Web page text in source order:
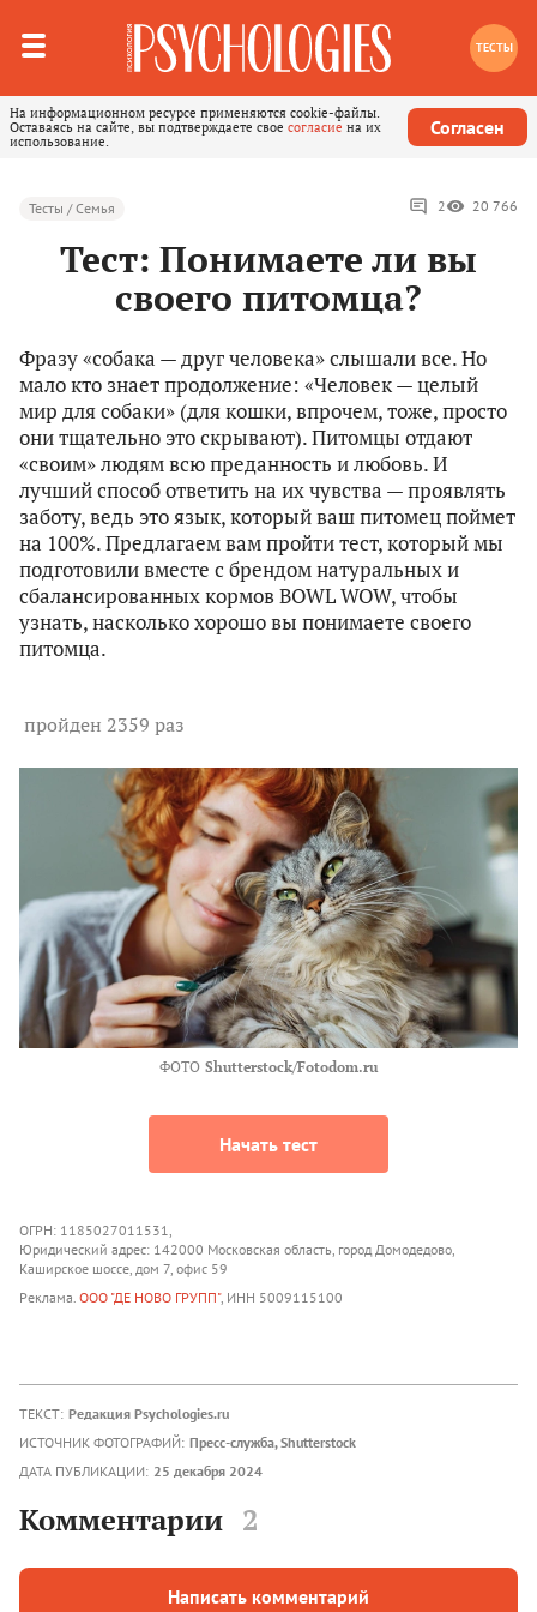
ТЕСТЫ
На информационном ресурсе применяются cookie-файлы.
Оставаясь на сайте, вы подтверждаете свое согласие на их
использование.
Согласен
Тесты / Семья 2 20 766
Тест: Понимаете ли вы
своего питомца?
Фразу «собака — друг человека» слышали все. Но
мало кто знает продолжение: «Человек — целый
мир для собаки» (для кошки, впрочем, тоже, просто
они тщательно это скрывают). Питомцы отдают
«своим» людям всю преданность и любовь. И
лучший способ ответить на их чувства — проявлять
заботу, ведь это язык, который ваш питомец поймет
на 100%. Предлагаем вам пройти тест, который мы
подготовили вместе с брендом натуральных и
сбалансированных кормов BOWL WOW, чтобы
узнать, насколько хорошо вы понимаете своего
питомца.
пройден 2359 раз
ФОТО Shutterstock/Fotodom.ru
Начать тест
ОГРН: 1185027011531,
Юридический адрес: 142000 Московская область, город Домодедово,
Каширское шоссе, дом 7, офис 59
Реклама. ООО "ДЕ НОВО ГРУПП", ИНН 5009115100
ТЕКСТ: Редакция Psychologies.ru
ИСТОЧНИК ФОТОГРАФИЙ: Пресс-служба, Shutterstock
ДАТА ПУБЛИКАЦИИ: 25 декабря 2024
Комментарии 2
Написать комментарий